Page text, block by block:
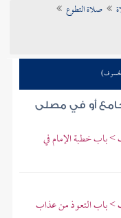
صلاة التطوع
أو في مصلى
باب خطبة الإمام في
باب التعوذ من عذاب